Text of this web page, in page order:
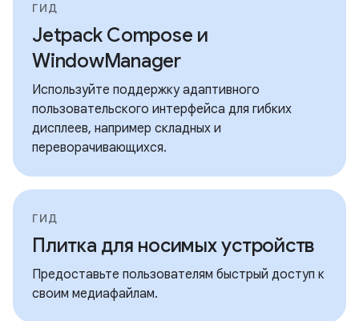
ГИД
Jetpack Compose и
WindowManager
Используйте поддержку адаптивного
пользовательского интерфейса для гибких
дисплеев, например складных и
переворачивающихся.
ГИД
Плитка для носимых устройств
Предоставьте пользователям быстрый доступ к
своим медиафайлам.